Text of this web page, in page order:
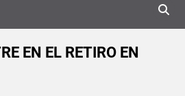
EN EL RETIRO EN